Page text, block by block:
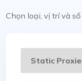
Chọn loại, vị trí và